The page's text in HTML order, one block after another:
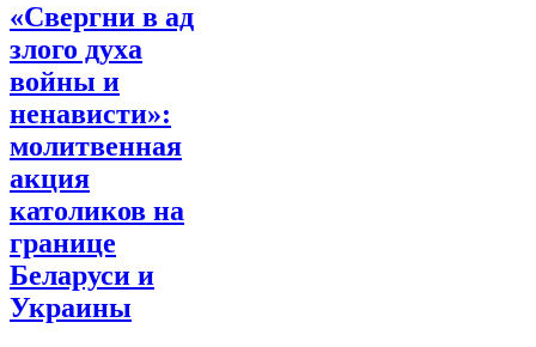
«Свергни в ад
злого духа
войны и
ненависти»:
молитвенная
акция
католиков на
границе
Беларуси и
Украины